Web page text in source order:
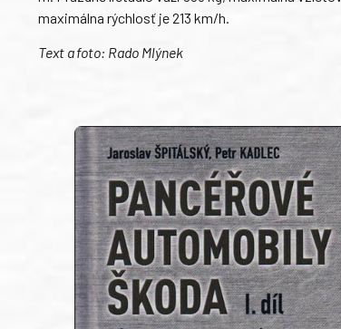
maximálna rýchlosť je 213 km/h.
Text a foto: Rado Mlýnek